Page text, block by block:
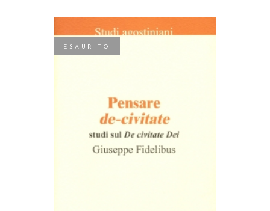
ESAURITO
LEGGI TUTTO